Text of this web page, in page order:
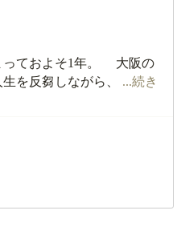
っておよそ1年。 大阪の
を反芻しながら、 ...続き